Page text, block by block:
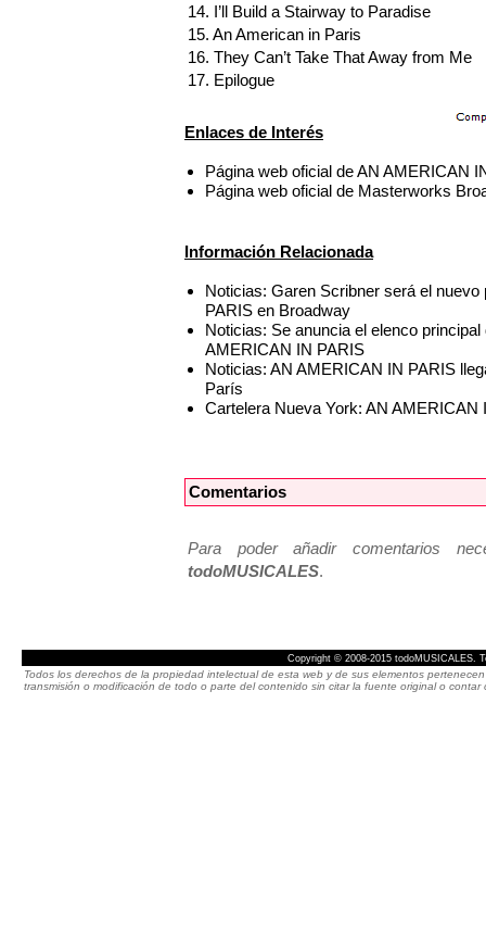
14. I’ll Build a Stairway to Paradise
15. An American in Paris
16. They Can’t Take That Away from Me
17. Epilogue
Enlaces de Interés
Página web oficial de AN AMERICAN
Página web oficial de Masterworks
Información Relacionada
Noticias: Garen Scribner será el
PARIS en Broadway
Noticias: Se anuncia el elenco
AMERICAN IN PARIS
Noticias: AN AMERICAN IN PARIS
París
Cartelera Nueva York: AN AMERICAN
Comentarios
Para poder añadir comentarios
todoMUSICALES.
Copyright © 2008-2015 todoMUSICALES.
Todos los derechos de la propiedad intelectual de esta web y de sus elementos
transmisión o modificación de todo o parte del contenido sin citar la fuente original o